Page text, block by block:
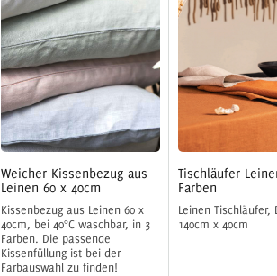
Weicher Kissenbezug aus
Leinen 60 x 40cm
Kissenbezug aus Leinen 60 x
40cm, bei 40°C waschbar, in 3
Farben. Die passende
Kissenfüllung ist bei der
Farbauswahl zu finden!
Tischläufer
Farben
Leinen Tischläufer,
140cm x 40cm